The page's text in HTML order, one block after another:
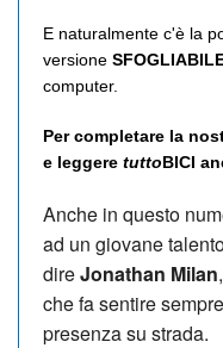
E naturalmente c'è la
versione
computer.
Per completare la
e leggere tuttoBICI
Anche in questo
ad un giovane
direJonathan Milan
che fa sentire
presenza su strada.